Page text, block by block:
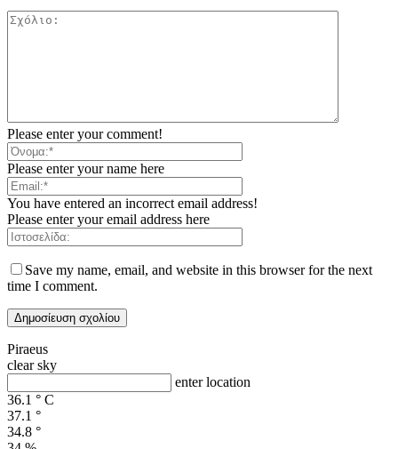
Please enter your comment!
Please enter your name here
You have entered an incorrect email address!
Please enter your email address here
Save my name, email, and website in this browser for the next
time I comment.
Piraeus
clear sky
enter location
36.1 ° C
37.1 °
34.8 °